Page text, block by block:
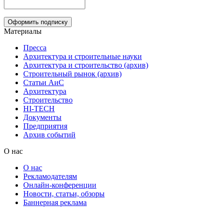
Материалы
Пресса
Архитектура и строительные науки
Архитектура и строительство (архив)
Строительный рынок (архив)
Статьи АиС
Архитектура
Строительство
HI-TECH
Документы
Предприятия
Архив событий
О нас
О нас
Рекламодателям
Онлайн-конференции
Новости, статьи, обзоры
Баннерная реклама